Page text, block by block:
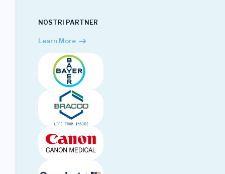
NOSTRI PARTNER
Learn More